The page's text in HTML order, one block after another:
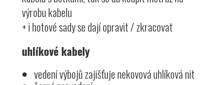
výrobu kabelu
+ i hotové sady se dají opravit / zkracovat
uhlíkové kabely
vedení výbojů zajišťuje nekovová uhlíková nit